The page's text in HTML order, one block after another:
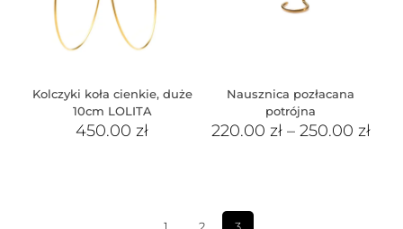
Kolczyki koła cienkie, duże
10cm LOLITA
450.00zł
Nausznica pozłacana
potrójna
220.00 zł– 250.00 zł